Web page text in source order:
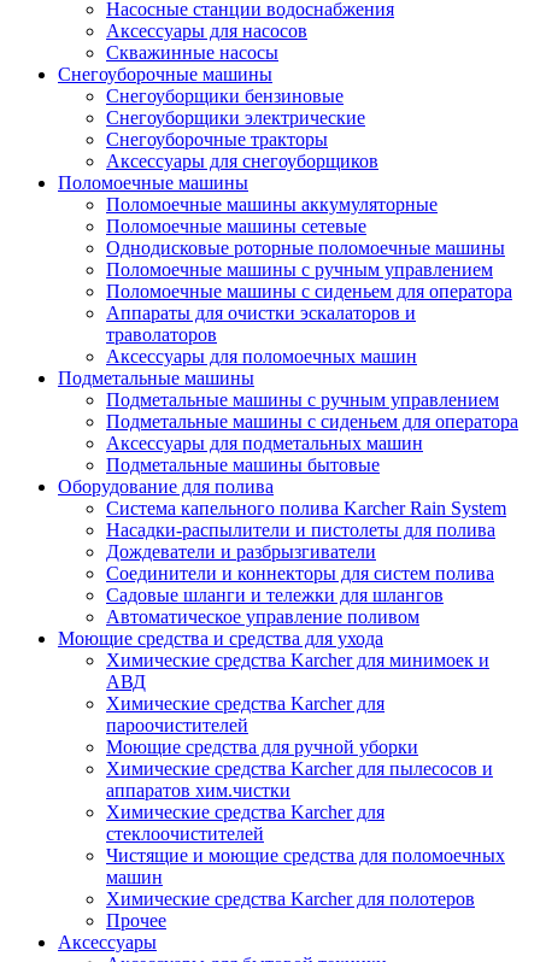
Насосные станции водоснабжения
Аксессуары для насосов
Скважинные насосы
Снегоуборочные машины
Снегоуборщики бензиновые
Снегоуборщики электрические
Снегоуборочные тракторы
Аксессуары для снегоуборщиков
Поломоечные машины
Поломоечные машины аккумуляторные
Поломоечные машины сетевые
Однодисковые роторные поломоечные машины
Поломоечные машины с ручным управлением
Поломоечные машины с сиденьем для оператора
Аппараты для очистки эскалаторов и
траволаторов
Аксессуары для поломоечных машин
Подметальные машины
Подметальные машины с ручным управлением
Подметальные машины с сиденьем для оператора
Аксессуары для подметальных машин
Подметальные машины бытовые
Оборудование для полива
Система капельного полива Karcher Rain System
Насадки-распылители и пистолеты для полива
Дождеватели и разбрызгиватели
Соединители и коннекторы для систем полива
Садовые шланги и тележки для шлангов
Автоматическое управление поливом
Моющие средства и средства для ухода
Химические средства Karcher для минимоек и
АВД
Химические средства Karcher для
пароочистителей
Моющие средства для ручной уборки
Химические средства Karcher для пылесосов и
аппаратов хим.чистки
Химические средства Karcher для
стеклоочистителей
Чистящие и моющие средства для поломоечных
машин
Химические средства Karcher для полотеров
Прочее
Аксессуары